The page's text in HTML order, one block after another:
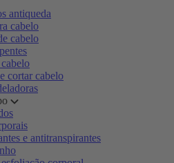
antiqueda
cabelo
cabelo
cortar cabelo
e antitranspirantes